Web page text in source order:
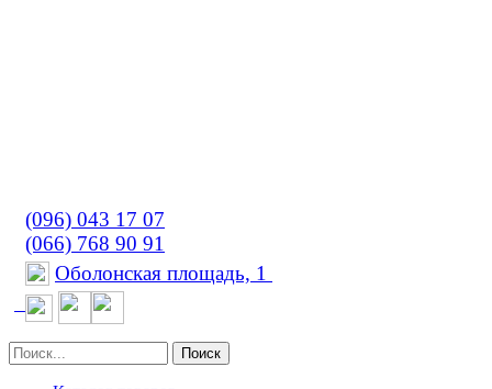
(096) 043 17 07
(066) 768 90 91
Оболонская площадь, 1
Поиск